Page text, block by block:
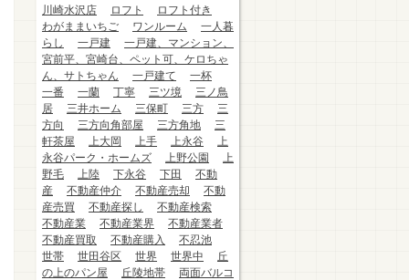
川崎水沢店
ロフト
ロフト付き
わがままいちご
ワンルーム
一人暮
らし
一戸建
一戸建、マンション、
宮前平、宮崎台、ペット可、ケロちゃ
ん、サトちゃん
一戸建て
一杯
一番
一蘭 丁寧 三ツ境
三ノ鳥
居
三井ホーム 三保町 三方
三
方向
三方向角部屋 三方角地
三
軒茶屋
上大岡 上手 上永谷
上
永谷パーク・ホームズ
上野公園
上
野毛
上陸 下永谷 下田
不動
産
不動産仲介 不動産売却
不動
産売買
不動産探し
不動産検索
不動産業
不動産業界
不動産業者
不動産買取
不動産購入
不忍池
世帯
世田谷区 世界 世界中
丘
の上のパン屋
丘陵地帯
両面バルコ